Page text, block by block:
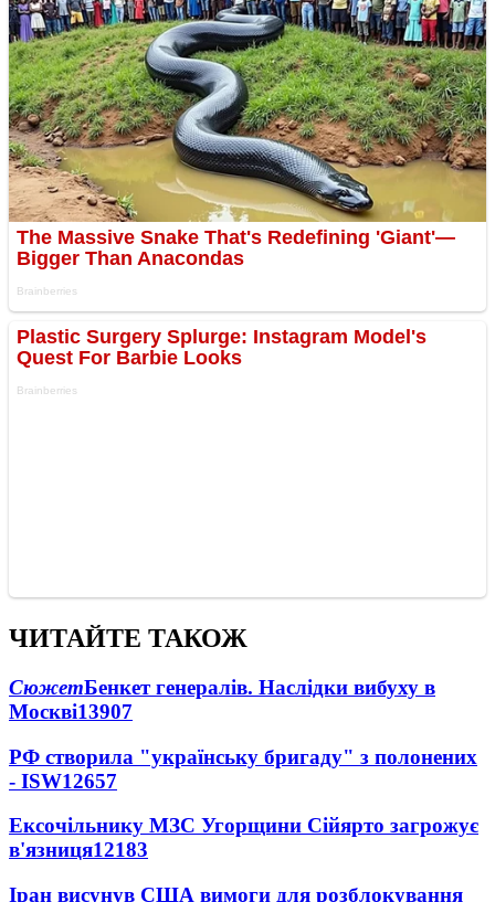
ЧИТАЙТЕ ТАКОЖ
СюжетБенкет генералів. Наслідки вибуху в
Москві13907
РФ створила "українську бригаду" з полонених
- ISW12657
Ексочільнику МЗС Угорщини Сійярто загрожує
в'язниця12183
Іран висунув США вимоги для розблокування